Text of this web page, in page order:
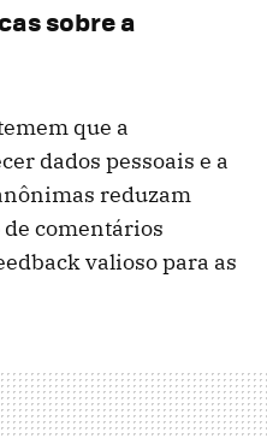
sobre a
que a
dados pessoais e a
reduzam
comentários
valioso para as